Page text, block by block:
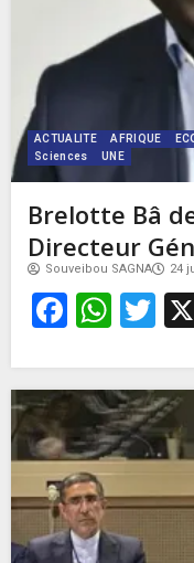
ACTUALITE AFRIQUE
Sciences
UNE
Brelotte Bâ
Directeur
Souveibou SAGNA 24